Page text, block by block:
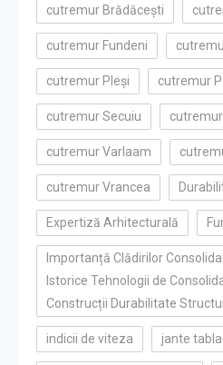
cutremur Brădăcești
cutremur Fundeni
cutremur Pleși cutremur
cutremur Secuiu
cutremur Varlaam
cutremur Vrancea
Expertiză Arhitecturală
Importanță Clădirilor
Istorice Tehnologii de
Construcții Durabilitate
indicii de viteza jante tabla